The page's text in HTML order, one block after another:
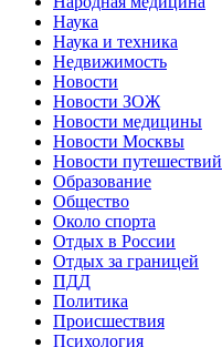
Наука
Наука и техника
Недвижимость
Новости
Новости ЗОЖ
Новости медицины
Новости Москвы
Новости путешествий
Образование
Общество
Около спорта
Отдых в России
Отдых за границей
ПДД
Политика
Происшествия
Психология